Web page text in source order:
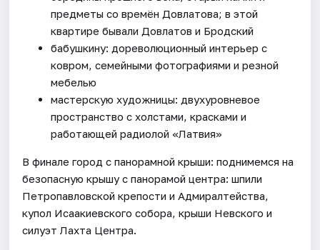
предметы со времён Довлатова; в этой
квартире бывали Довлатов и Бродский
бабушкину: дореволюционный интерьер с
ковром, семейными фотографиями и резной
мебелью
мастерскую художницы: двухуровневое
пространство с холстами, красками и
работающей радиолой «Латвия»
В финале город с панорамной крыши: поднимемся на
безопасную крышу с панорамой центра: шпили
Петропавловской крепости и Адмиралтейства,
купол Исаакиевского собора, крыши Невского и
силуэт Лахта Центра.